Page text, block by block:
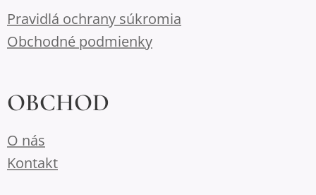
Pravidlá ochrany súkromia
Obchodné podmienky
OBCHOD
O nás
Kontakt